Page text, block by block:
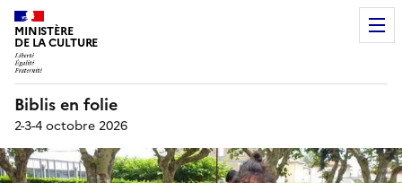
MINISTÈRE
DE LA CULTURE
Biblis en folie
2-3-4 octobre 2026